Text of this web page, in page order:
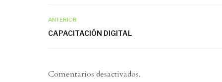
ANTERIOR
CAPACITACIÓN DIGITAL
Comentarios desactivados.